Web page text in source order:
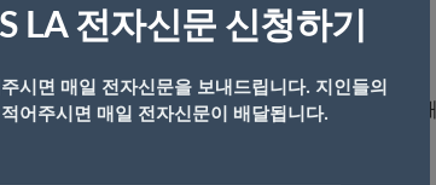
해서 볼 수 밖에 없다. 다저스 구장을 찾았을 때
LA 전자신문 신청하기
시면 매일 전자신문을 보내드립니다. 지인들의
어주시면 매일 전자신문이 배달됩니다.